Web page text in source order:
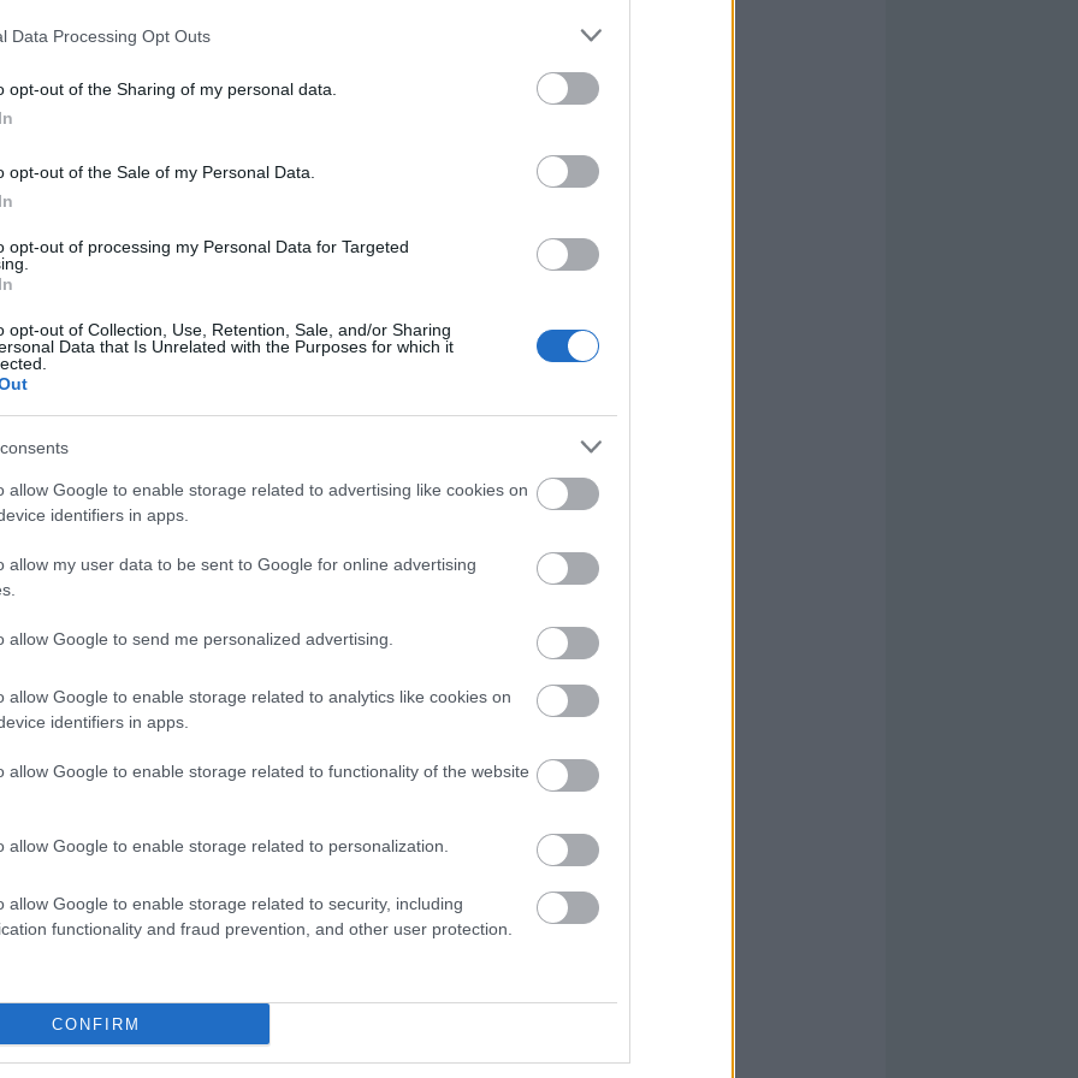
Data Processing Opt Outs
opt-out of the Sharing of my personal data.
opt-out of the Sale of my Personal Data.
opt-out of processing my Personal Data for Targeted
opt-out of Collection, Use, Retention, Sale, and/or Sharing
Data that Is Unrelated with the Purposes for which it
allow Google to enable storage related to advertising like cookies on
identifiers in apps.
allow my user data to be sent to Google for online advertising
allow Google to send me personalized advertising.
allow Google to enable storage related to analytics like cookies on
identifiers in apps.
allow Google to enable storage related to functionality of the website
allow Google to enable storage related to personalization.
allow Google to enable storage related to security, including
functionality and fraud prevention, and other user protection.
CONFIRM
con la selección española será Eric García. El
advertir al cuerpo técnico de que sufría
mitad. Al igual que Nico, se espera que pueda
y el mejor equipo
jugadores sumaron 17 puntos en una jornada en la
Rodríguez nos obsequió con un -5. Repasamos los
al Real Madrid, entrando en el campo en el
el 81. 12 minutos en los que revolucionó el
obtuvo 10 puntos Comunio.
médicos del Rayo, el «Tigre» sufre una
El club ha informado de que el tiempo
la victoria pero perdió a dos jugadores
en el minuto 12 por un fuerte golpe en su
que tuvo que ser sustituido en el descanso con
no viajará con la selección española.
pruebas médicas, aunque no se espera que
Razón por la cual podrían aprovechar el parón de
para Emery en el siguiente partido.
17!